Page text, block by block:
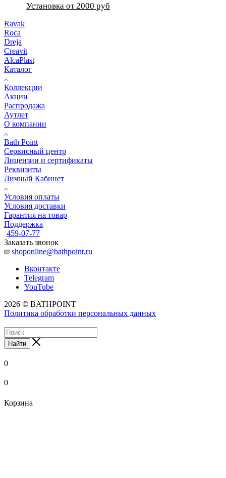
Установка от 2000 руб
Ravak
Roca
Dreja
Creavit
AlcaPlast
Каталог
Коллекции
Акции
Распродажа
Аутлет
О компании
Bath Point
Сервисный центр
Лицензии и сертификаты
Реквизиты
Личный Кабинет
Условия оплаты
Условия доставки
Гарантия на товар
Поддержка
459-07-77
Заказать звонок
shoponline@bathpoint.ru
Вконтакте
Telegram
YouTube
2026 © BATHPOINT
Политика обработки персональных данных
Найти
0
0
Корзина